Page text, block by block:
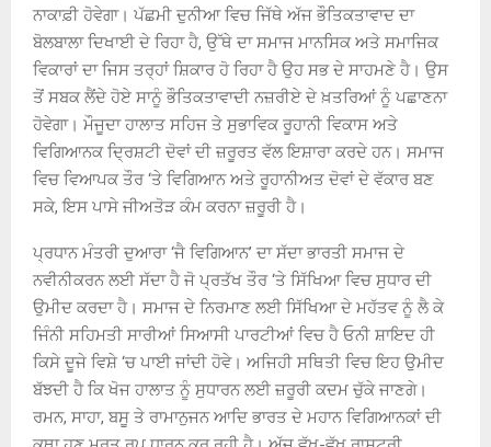
ਨਾਕਾਫ਼ੀ ਹੋਵੇਗਾ। ਪੱਛਮੀ ਦੁਨੀਆ ਵਿਚ ਜਿੱਥੇ ਅੱਜ ਭੌਤਿਕਤਾਵਾਦ ਦਾ
ਬੋਲਬਾਲਾ ਦਿਖਾਈ ਦੇ ਰਿਹਾ ਹੈ, ਉੱਥੇ ਦਾ ਸਮਾਜ ਮਾਨਸਿਕ ਅਤੇ ਸਮਾਜਿਕ
ਵਿਕਾਰਾਂ ਦਾ ਜਿਸ ਤਰ੍ਹਾਂ ਸ਼ਿਕਾਰ ਹੋ ਰਿਹਾ ਹੈ ਉਹ ਸਭ ਦੇ ਸਾਹਮਣੇ ਹੈ। ਉਸ
ਤੋਂ ਸਬਕ ਲੈਂਦੇ ਹੋਏ ਸਾਨੂੰ ਭੌਤਿਕਤਾਵਾਦੀ ਨਜ਼ਰੀਏ ਦੇ ਖ਼ਤਰਿਆਂ ਨੂੰ ਪਛਾਣਨਾ
ਹੋਵੇਗਾ। ਮੌਜੂਦਾ ਹਾਲਾਤ ਸਹਿਜ ਤੇ ਸੁਭਾਵਿਕ ਰੂਹਾਨੀ ਵਿਕਾਸ ਅਤੇ
ਵਿਗਿਆਨਕ ਦ੍ਰਿਸ਼ਟੀ ਦੋਵਾਂ ਦੀ ਜ਼ਰੂਰਤ ਵੱਲ ਇਸ਼ਾਰਾ ਕਰਦੇ ਹਨ। ਸਮਾਜ
ਵਿਚ ਵਿਆਪਕ ਤੌਰ ‘ਤੇ ਵਿਗਿਆਨ ਅਤੇ ਰੂਹਾਨੀਅਤ ਦੋਵਾਂ ਦੇ ਵੱਕਾਰ ਬਣ
ਸਕੇ, ਇਸ ਪਾਸੇ ਜੀਅਤੋੜ ਕੰਮ ਕਰਨਾ ਜ਼ਰੂਰੀ ਹੈ।
ਪ੍ਰਧਾਨ ਮੰਤਰੀ ਦੁਆਰਾ ‘ਜੈ ਵਿਗਿਆਨ’ ਦਾ ਸੱਦਾ ਭਾਰਤੀ ਸਮਾਜ ਦੇ
ਨਵੀਨੀਕਰਨ ਲਈ ਸੱਦਾ ਹੈ ਜੋ ਪ੍ਰਤੱਖ ਤੌਰ ‘ਤੇ ਸਿੱਖਿਆ ਵਿਚ ਸੁਧਾਰ ਦੀ
ਉਮੀਦ ਕਰਦਾ ਹੈ। ਸਮਾਜ ਦੇ ਨਿਰਮਾਣ ਲਈ ਸਿੱਖਿਆ ਦੇ ਮਹੱਤਵ ਨੂੰ ਲੈ ਕੇ
ਜਿੰਨੀ ਸਹਿਮਤੀ ਸਾਰੀਆਂ ਸਿਆਸੀ ਪਾਰਟੀਆਂ ਵਿਚ ਹੈ ਓਨੀ ਸ਼ਾਇਦ ਹੀ
ਕਿਸੇ ਦੂਜੇ ਵਿਸ਼ੇ ‘ਚ ਪਾਈ ਜਾਂਦੀ ਹੋਵੇ। ਅਜਿਹੀ ਸਥਿਤੀ ਵਿਚ ਇਹ ਉਮੀਦ
ਬੱਝਦੀ ਹੈ ਕਿ ਖੋਜ ਹਾਲਾਤ ਨੂੰ ਸੁਧਾਰਨ ਲਈ ਜ਼ਰੂਰੀ ਕਦਮ ਚੁੱਕੇ ਜਾਣਗੇ।
ਰਮਨ, ਸਾਹਾ, ਬਸੂ ਤੇ ਰਾਮਾਨੁਜਨ ਆਦਿ ਭਾਰਤ ਦੇ ਮਹਾਨ ਵਿਗਿਆਨਕਾਂ ਦੀ